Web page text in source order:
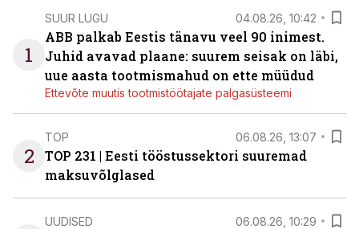
1
SUUR LUGU 04.08.26, 10:42
ABB palkab Eestis tänavu veel 90 inimest.
Juhid avavad plaane: suurem seisak on läbi,
uue aasta tootmismahud on ette müüdud
Ettevõte muutis tootmistöötajate palgasüsteemi
2
TOP 06.08.26, 13:07
TOP 231 | Eesti tööstussektori suuremad
maksuvõlglased
UUDISED 06.08.26, 10:29